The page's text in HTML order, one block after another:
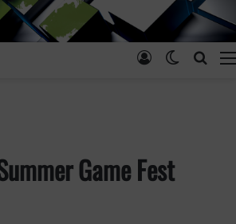
Skin
Anmelden
Game Fest